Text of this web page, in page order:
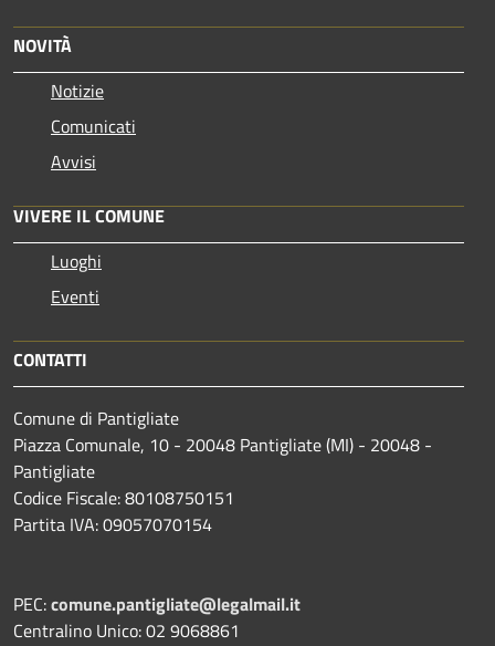
NOVITÀ
Notizie
Comunicati
Avvisi
VIVERE IL COMUNE
Luoghi
Eventi
CONTATTI
Comune di Pantigliate
Piazza Comunale, 10 - 20048 Pantigliate (MI) - 20048 -
Pantigliate
Codice Fiscale: 80108750151
Partita IVA: 09057070154
PEC:comune.pantigliate@legalmail.it
Centralino Unico: 02 9068861